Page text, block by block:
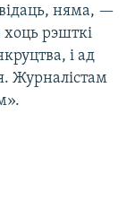
няма, —
рэшткі
і ад
Журналістам